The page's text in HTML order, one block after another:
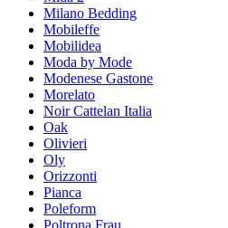
Milano Bedding
Mobileffe
Mobilidea
Moda by Mode
Modenese Gastone
Morelato
Noir Cattelan Italia
Oak
Olivieri
Oly
Orizzonti
Pianca
Poleform